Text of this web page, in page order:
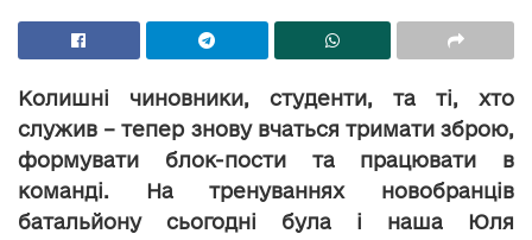
Колишні чиновники, студенти, та ті, хто
служив – тепер знову вчаться тримати зброю,
формувати блок-пости та працювати в
команді. На тренуваннях новобранців
батальйону сьогодні була і наша Юля